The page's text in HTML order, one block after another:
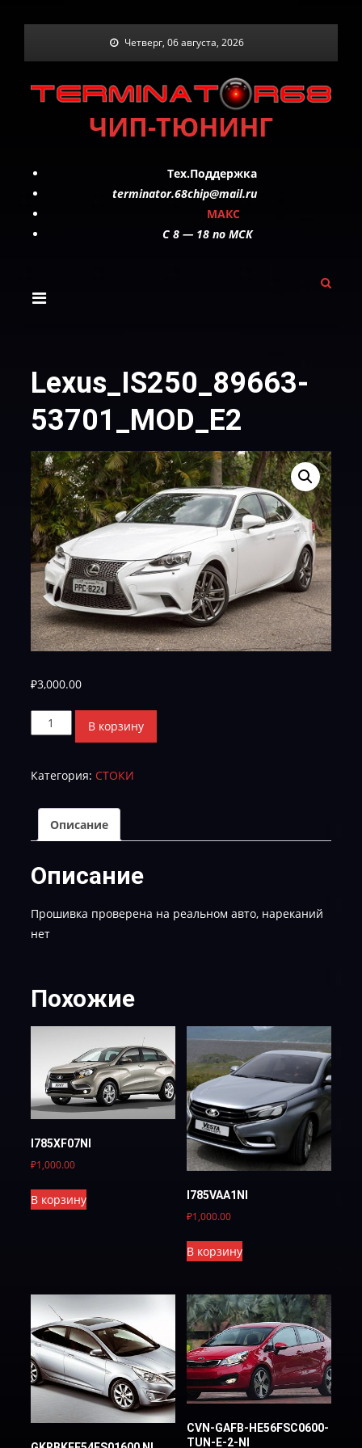
Четверг, 06 августа, 2026
ЧИП-ТЮНИНГ
Тех.Поддержка
terminator.68chip@mail.ru
МАКС
C 8 — 18 по МСК
Lexus_IS250_89663-
53701_MOD_E2
₽3,000.00
Количество
товара
53701_MOD_E2
В корзину
Категория: СТОКИ
Описание
Описание
Прошивка проверена на реальном авто, нареканий
нет
Похожие
I785XF07NI
₽1,000.00
В корзину I785VAA1NI
₽1,000.00
В корзину
CVN-GAFB-HE56FSC0600-
TUN-E-2-NI